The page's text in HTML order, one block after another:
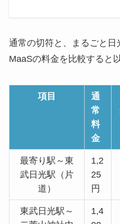
通常の切符と、まるごと日
MaaSの料金を比較すると
項目
通
常
料
金
最寄り駅～東
武日光駅（片
道）
1,2
25
円
東武日光駅～
1,4